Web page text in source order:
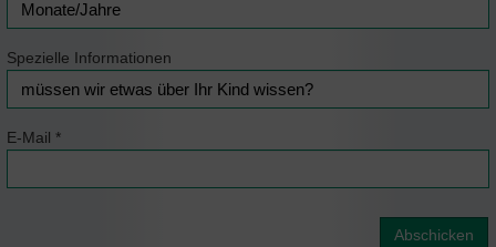
Spezielle Informationen
E-Mail *
Abschicken